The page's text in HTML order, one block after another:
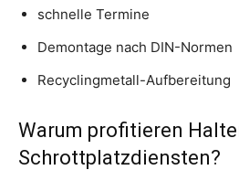
schnelle Termine
Demontage nach DIN-Normen
Recyclingmetall-Aufbereitung
Warum profitieren
Schrottplatzdiensten?